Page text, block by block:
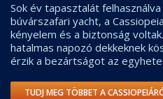
Sok év tapasztalát
búvárszafari yacht, a
kényelem és a biztonság
hatalmas napozó dekkeknek
érzik a bezártságot az
TUDJ MEG TÖBBET A